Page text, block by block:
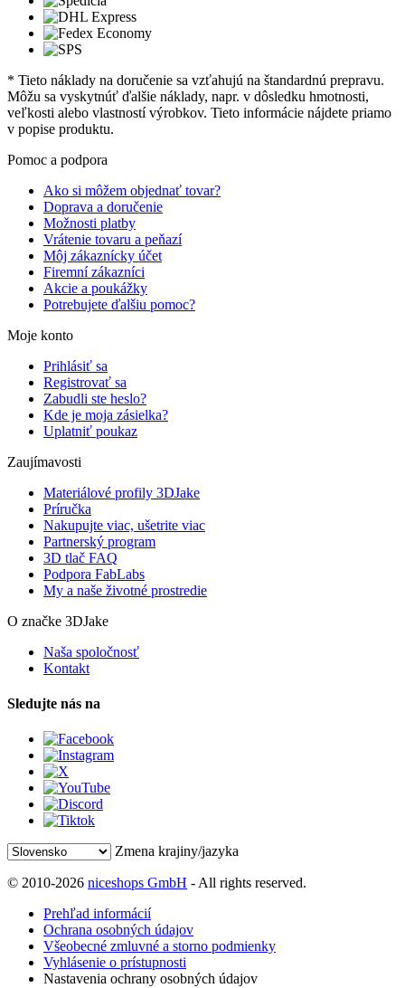
* Tieto náklady na doručenie sa vzťahujú na štandardnú prepravu.
Môžu sa vyskytnúť ďalšie náklady, napr. v dôsledku hmotnosti,
veľkosti alebo vlastností výrobkov. Tieto informácie nájdete priamo
v popise produktu.
Pomoc a podpora
Ako si môžem objednať tovar?
Doprava a doručenie
Možnosti platby
Vrátenie tovaru a peňazí
Môj zákaznícky účet
Firemní zákazníci
Akcie a poukážky
Potrebujete ďalšiu pomoc?
Moje konto
Prihlásiť sa
Registrovať sa
Zabudli ste heslo?
Kde je moja zásielka?
Uplatniť poukaz
Zaujímavosti
Materiálové profily 3DJake
Príručka
Nakupujte viac, ušetrite viac
Partnerský program
3D tlač FAQ
Podpora FabLabs
My a naše životné prostredie
O značke 3DJake
Naša spoločnosť
Kontakt
Sledujte nás na
Zmena krajiny/jazyka
© 2010-2026 niceshops GmbH - All rights reserved.
Prehľad informácií
Ochrana osobných údajov
Všeobecné zmluvné a storno podmienky
Vyhlásenie o prístupnosti
Nastavenia ochrany osobných údajov